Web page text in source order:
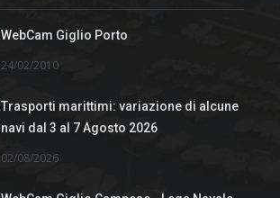
WebCam Giglio Porto
24/02/2010
Trasporti marittimi: variazione di alcune
navi dal 3 al 7 Agosto 2026
02/08/2026